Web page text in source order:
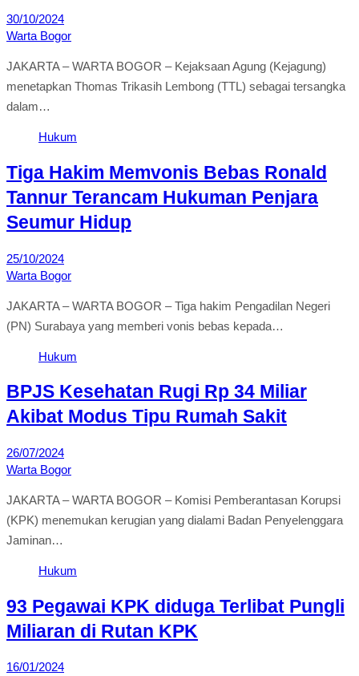
30/10/2024
Warta Bogor
JAKARTA – WARTA BOGOR – Kejaksaan Agung (Kejagung)
menetapkan Thomas Trikasih Lembong (TTL) sebagai tersangka
dalam…
Hukum
Tiga Hakim Memvonis Bebas Ronald
Tannur Terancam Hukuman Penjara
Seumur Hidup
25/10/2024
Warta Bogor
JAKARTA – WARTA BOGOR – Tiga hakim Pengadilan Negeri
(PN) Surabaya yang memberi vonis bebas kepada…
Hukum
BPJS Kesehatan Rugi Rp 34 Miliar
Akibat Modus Tipu Rumah Sakit
26/07/2024
Warta Bogor
JAKARTA – WARTA BOGOR – Komisi Pemberantasan Korupsi
(KPK) menemukan kerugian yang dialami Badan Penyelenggara
Jaminan…
Hukum
93 Pegawai KPK diduga Terlibat Pungli
Miliaran di Rutan KPK
16/01/2024